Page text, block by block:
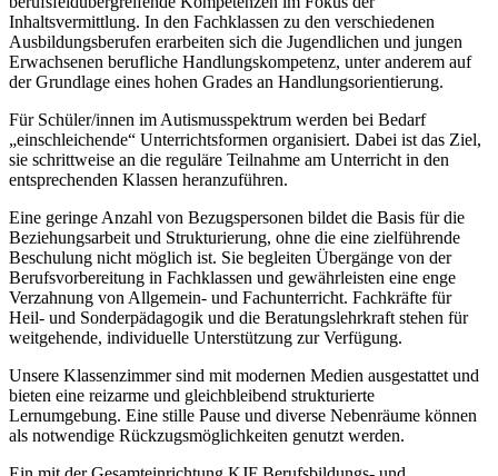
Inhaltsvermittlung. In den Fachklassen zu den verschiedenen
Ausbildungsberufen erarbeiten sich die Jugendlichen und jungen
Erwachsenen berufliche Handlungskompetenz, unter anderem auf
der Grundlage eines hohen Grades an Handlungsorientierung.
Für Schüler/innen im Autismusspektrum werden bei Bedarf
„einschleichende“ Unterrichtsformen organisiert. Dabei ist das Ziel,
sie schrittweise an die reguläre Teilnahme am Unterricht in den
entsprechenden Klassen heranzuführen.
Eine geringe Anzahl von Bezugspersonen bildet die Basis für die
Beziehungsarbeit und Strukturierung, ohne die eine zielführende
Beschulung nicht möglich ist. Sie begleiten Übergänge von der
Berufsvorbereitung in Fachklassen und gewährleisten eine enge
Verzahnung von Allgemein- und Fachunterricht. Fachkräfte für
Heil- und Sonderpädagogik und die Beratungslehrkraft stehen für
weitgehende, individuelle Unterstützung zur Verfügung.
Unsere Klassenzimmer sind mit modernen Medien ausgestattet und
bieten eine reizarme und gleichbleibend strukturierte
Lernumgebung. Eine stille Pause und diverse Nebenräume können
als notwendige Rückzugsmöglichkeiten genutzt werden.